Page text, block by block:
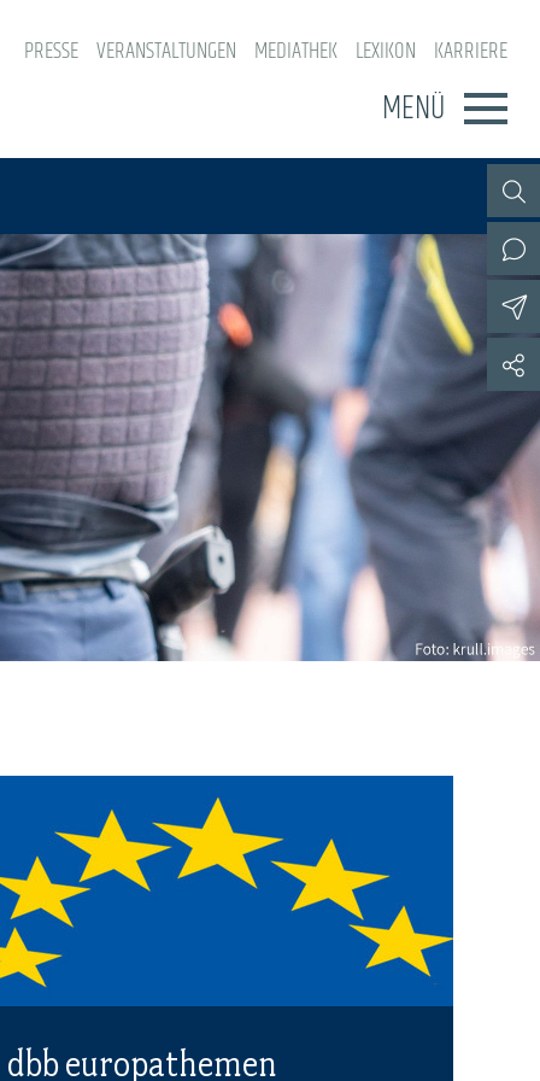
PRESSE VERANSTALTUNGEN MEDIATHEK LEXIKON KARRIERE
MENÜ
dbb europathemen